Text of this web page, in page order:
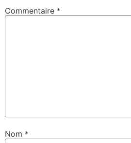
Commentaire *
Nom *